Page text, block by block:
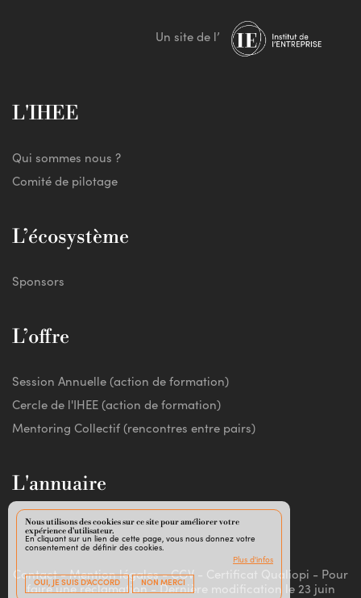
L'IHEE
Qui sommes nous ?
Comité de pilotage
L’écosystème
Sponsors
L’offre
Session Annuelle (action de formation)
Cercle de l'IHEE (action de formation)
Mentoring Collectif (rencontres entre pairs)
L'annuaire
Contact-Mention légales-CGV - Certificat Qualiopi - Pour
faire une réclamation-Dernière modification le 23 juin
Un site de l’
Nous utilisons des cookies sur ce site pour améliorer votre
expérience d'utilisateur.
En cliquant sur un lien de cette page, vous nous donnez votre
consentement de définir des cookies.
Plus d'infos
OUI, JE SUIS D'ACCORD NON MERCI